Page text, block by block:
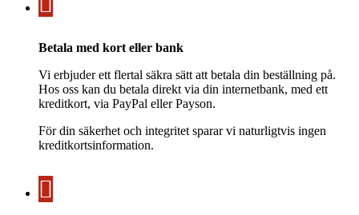
Betala med kort eller bank
Vi erbjuder ett flertal säkra sätt att betala din beställning på.
Hos oss kan du betala direkt via din internetbank, med ett
kreditkort, via PayPal eller Payson.
För din säkerhet och integritet sparar vi naturligtvis ingen
kreditkortsinformation.